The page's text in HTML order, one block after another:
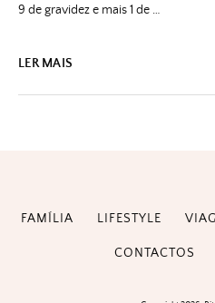
9 de gravidez e mais 1 de …
LER MAIS
FAMÍLIA LIFESTYLE
CONTACTOS